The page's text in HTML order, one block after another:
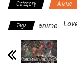
Category Аниме
Tags anime